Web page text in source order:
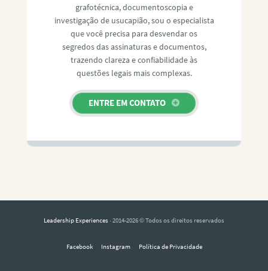
grafotécnica, documentoscopia e
investigação de usucapião, sou o especialista
que você precisa para desvendar os
segredos das assinaturas e documentos,
trazendo clareza e confiabilidade às
questões legais mais complexas.
ENTRE EM CONTATO
Leadership Experiences · 2014-2026 © Todos os direitos reservados
Facebook Instagram Política de Privacidade